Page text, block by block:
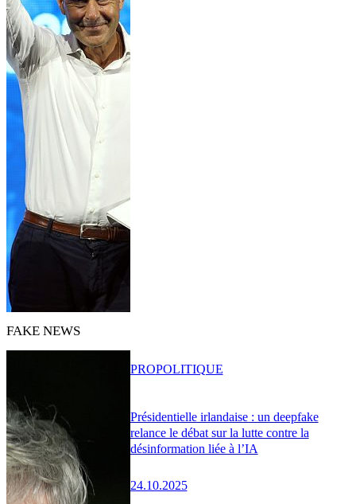
FAKE NEWS
Présidentielle irlandaise : un deepfake
relance le débat sur la lutte contre la
désinformation liée à l’IA
24.10.2025
PROPOLITIQUE